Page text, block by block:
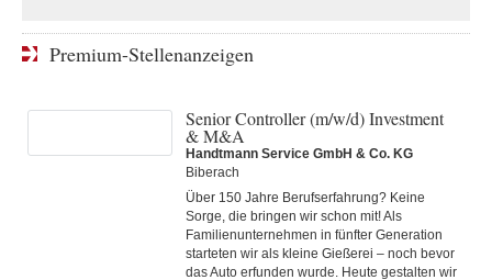
Premium-Stellenanzeigen
Senior Controller (m/w/d) Investment
& M&A
Handtmann Service GmbH & Co. KG
Biberach
Über 150 Jahre Berufserfahrung? Keine
Sorge, die bringen wir schon mit! Als
Familienunternehmen in fünfter Generation
starteten wir als kleine Gießerei – noch bevor
das Auto erfunden wurde. Heute gestalten wir